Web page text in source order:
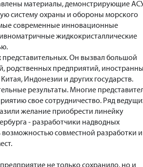
материалы, демонстрирующие
систему охраны и обороны морского
современные инновационные
жидкокристаллические
Он вызвал большой
родственных предприятий,
Индонезии и других государств.
результаты. Многие
свое сотрудничество. Ряд
желание приобрести линейку
- разработчики надводных
совместной разработки и
не только сохранило, но и